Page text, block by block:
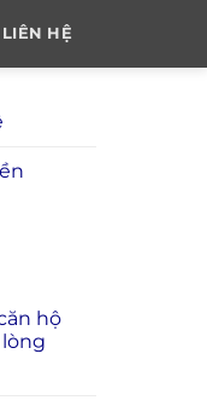
LIÊN HỆ
hộ